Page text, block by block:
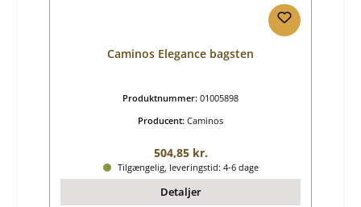
Caminos Elegance bagsten
Produktnummer: 01005898
Producent: Caminos
Almindelig pris:
504,85 kr.
Tilgængelig, leveringstid: 4-6 dage
Detaljer